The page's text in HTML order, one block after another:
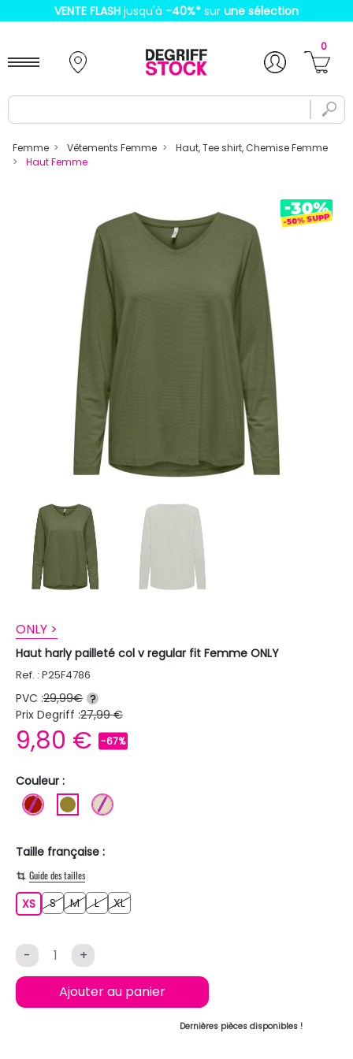
VENTE FLASH jusqu'à -40%* sur une sélection
0
Femme Vêtements Femme
Haut, Tee shirt, Chemise Femme
Haut Femme
ONLY >
Haut harly pailleté col v regular fit Femme ONLY
Ref. : P25F4786
PVC :29,99€ ?
Prix Degriff :27,99 €
9,80 € -67%
Couleur :
ROUGE FONCE
KAKI BEIGE
Taille française :
Guide des tailles
XSXSSS MM LL XLXL
- +
Ajouter au panier
Dernières pièces disponibles !